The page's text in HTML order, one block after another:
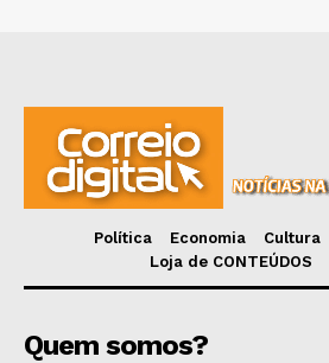
Política Economia Cultura
Loja de CONTEÚDOS
Quem somos?